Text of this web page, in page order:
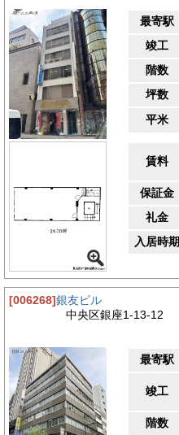
最寄駅
竣工
階数
坪数
平米
賃料
保証金
礼金
入居時期
[006268]銀友ビル
中央区銀座1-13-12
最寄駅
竣工
階数